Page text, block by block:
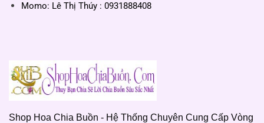
Momo: Lê Thị Thúy : 0931888408
Shop Hoa Chia Buồn - Hệ Thống Chuyên Cung Cấp Vòng